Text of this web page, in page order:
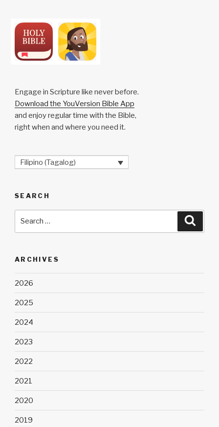
Engage in Scripture like never before.
Download the YouVersion Bible App
and enjoy regular time with the Bible,
right when and where you need it.
Filipino (Tagalog)
SEARCH
ARCHIVES
2026
2025
2024
2023
2022
2021
2020
2019